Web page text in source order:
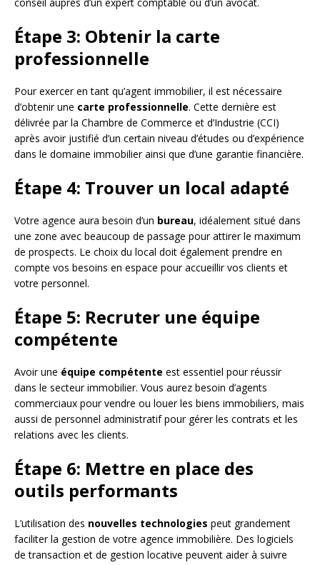
Étape 3: Obtenir la carte
professionnelle
Pour exercer en tant qu’agent immobilier, il est nécessaire
d’obtenir une carte professionnelle. Cette dernière est
délivrée par la Chambre de Commerce et d’Industrie (CCI)
après avoir justifié d’un certain niveau d’études ou d’expérience
dans le domaine immobilier ainsi que d’une garantie financière.
Étape 4: Trouver un local adapté
Votre agence aura besoin d’un bureau, idéalement situé dans
une zone avec beaucoup de passage pour attirer le maximum
de prospects. Le choix du local doit également prendre en
compte vos besoins en espace pour accueillir vos clients et
votre personnel.
Étape 5: Recruter une équipe
compétente
Avoir une équipe compétente est essentiel pour réussir
dans le secteur immobilier. Vous aurez besoin d’agents
commerciaux pour vendre ou louer les biens immobiliers, mais
aussi de personnel administratif pour gérer les contrats et les
relations avec les clients.
Étape 6: Mettre en place des
outils performants
L’utilisation des nouvelles technologies peut grandement
faciliter la gestion de votre agence immobilière. Des logiciels
de transaction et de gestion locative peuvent aider à suivre